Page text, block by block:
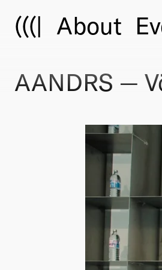
(((| About
AANDRS —